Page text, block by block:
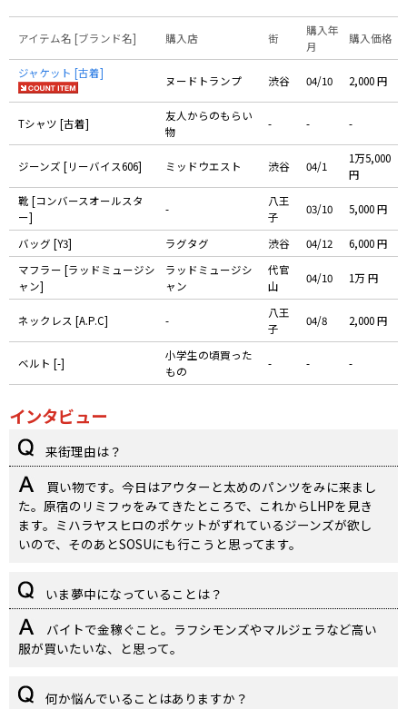
アイテム名 [ブランド名] 購入店 街
購入年
月
購入価格
ジャケット [古着]
ヌードトランプ 渋谷 04/10 2,000 円
Tシャツ [古着]
友人からのもらい
物
- - -
ジーンズ [リーバイス606] ミッドウエスト 渋谷 04/1
1万5,000
円
靴 [コンバースオールスタ
ー]
-
八王
子
03/10 5,000 円
バッグ [Y3] ラグタグ 渋谷 04/12
6,000 円
マフラー [ラッドミュージシ
ャン]
ラッドミュージシ
ャン
代官
山
04/10 1万 円
ネックレス [A.P.C] -
八王
子
04/8 2,000 円
ベルト [-]
小学生の頃買った
もの
- - -
インタビュー
来街理由は？
買い物です。今日はアウターと太めのパンツをみに来まし
た。原宿のリミフゥをみてきたところで、これからLHPを見き
ます。ミハラヤスヒロのポケットがずれているジーンズが欲し
いので、そのあとSOSUにも行こうと思ってます。
いま夢中になっていることは？
バイトで金稼ぐこと。ラフシモンズやマルジェラなど高い
服が買いたいな、と思って。
何か悩んでいることはありますか？